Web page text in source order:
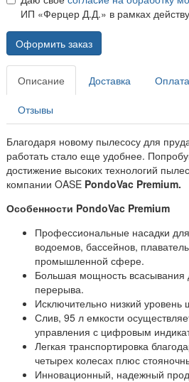
ИП «Ферцер Д.Д.» в рамках
Оформить заказ
Описание Доставка Оплата
Отзывы
Благодаря новому пылесосу для
работать стало еще удобнее.
достижение высоких технологий
компании OASE PondoVac Premium.
Особенности PondoVac Premium
Профессиональные насадки
водоемов, бассейнов,
промышленной сфере.
Большая мощность всасывания
перерыва.
Исключительно низкий уровень
Слив, 95 л емкости
управления с цифровым
Легкая транспортировка
четырех колесах плюс
Инновационный, надежный